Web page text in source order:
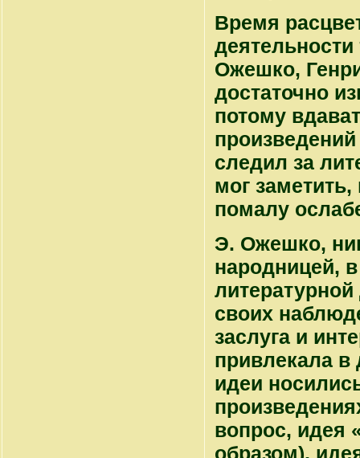
Время
Ожешко,
достаточно
потому
следил за
мог
помалу
Э. Ожешко,
народницей,
своих
заслуга и
привлекала
идеи
вопрос, идея
образом),